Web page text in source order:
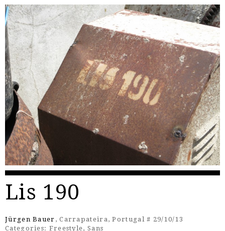
Lis 190
Jürgen Bauer , Carrapateira, Portugal # 29/10/13
Categories: Freestyle, Sans